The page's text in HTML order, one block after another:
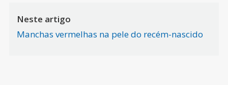
Neste artigo
Manchas vermelhas na pele do recém-nascido